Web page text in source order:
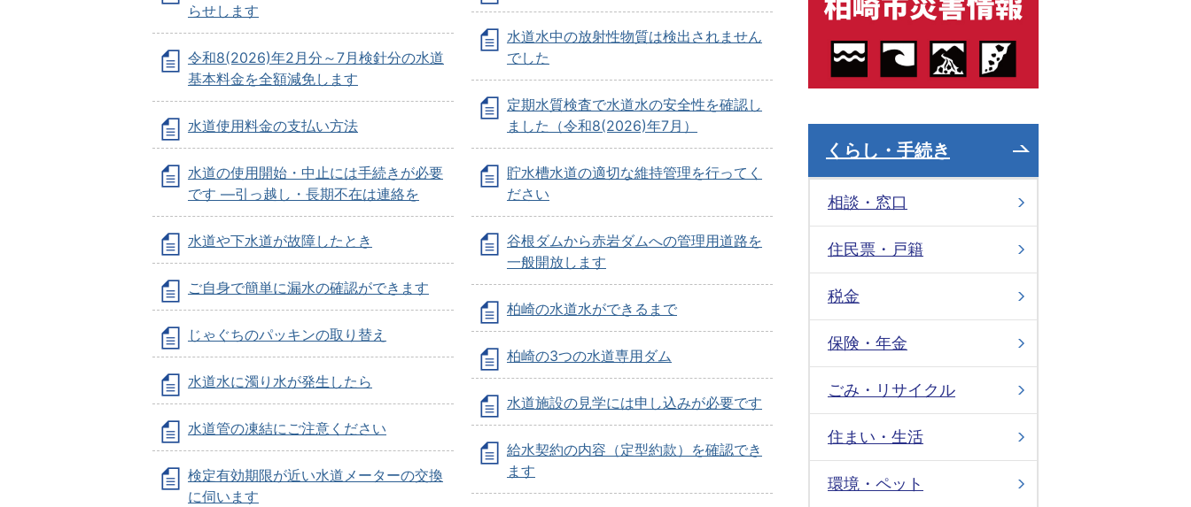
らせします
令和8(2026)年2月分～7月検針分の水道
基本料金を全額減免します
水道使用料金の支払い方法
水道の使用開始・中止には手続きが必要
です ―引っ越し・長期不在は連絡を
水道や下水道が故障したとき
ご自身で簡単に漏水の確認ができます
じゃぐちのパッキンの取り替え
水道水に濁り水が発生したら
水道管の凍結にご注意ください
検定有効期限が近い水道メーターの交換
に伺います
水道水中の放射性物質は検出されません
でした
定期水質検査で水道水の安全性を確認し
ました（令和8(2026)年7月）
貯水槽水道の適切な維持管理を行ってく
ださい
谷根ダムから赤岩ダムへの管理用道路を
一般開放します
柏崎の水道水ができるまで
柏崎の3つの水道専用ダム
水道施設の見学には申し込みが必要です
給水契約の内容（定型約款）を確認でき
ます
くらし・手続き
相談・窓口
住民票・戸籍
税金
保険・年金
ごみ・リサイクル
住まい・生活
環境・ペット